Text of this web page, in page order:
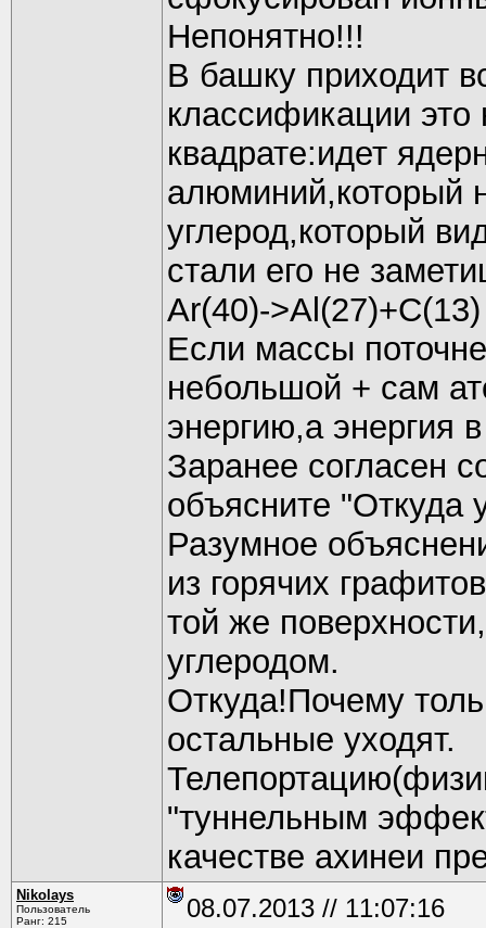
Непонятно!!!
В башку приходит
классификации это
квадрате:идет
алюминий,который
углерод,который
стали его не
Ar(40)->Al(27)+C(13)
Если массы
небольшой + сам
энергию,а энергия
Заранее согласен
объясните "Откуда
Разумное
из горячих
той же
углеродом.
Откуда!Почему
остальные уходят.
"туннельным
качестве ахинеи
Nikolays
Пользователь
Ранг: 215
08.07.2013 // 11:07:16